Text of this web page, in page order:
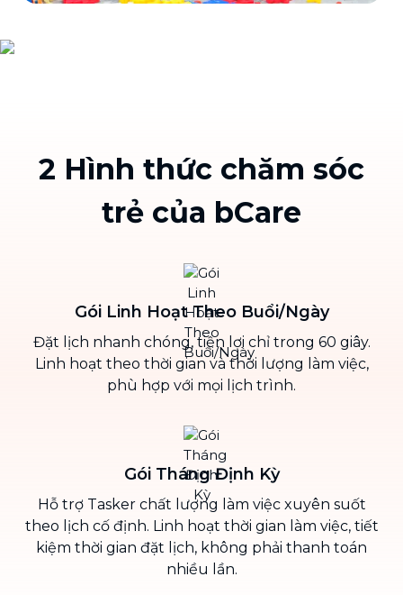
2 Hình thức chăm sóc
trẻ của bCare
Gói Linh Hoạt Theo Buổi/Ngày
Đặt lịch nhanh chóng, tiện lợi chỉ trong 60 giây.
Linh hoạt theo thời gian và thời lượng làm việc,
phù hợp với mọi lịch trình.
Gói Tháng Định Kỳ
Hỗ trợ Tasker chất lượng làm việc xuyên suốt
theo lịch cố định. Linh hoạt thời gian làm việc, tiết
kiệm thời gian đặt lịch, không phải thanh toán
nhiều lần.